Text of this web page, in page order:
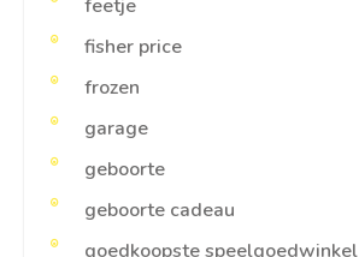
feetje
fisher price
frozen
garage
geboorte
geboorte cadeau
goedkoopste speelgoedwinkel